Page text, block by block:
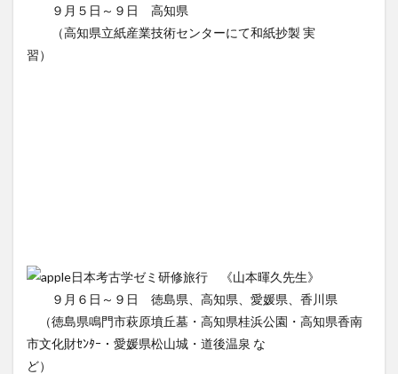
９月５日～９日 高知県
（高知県立紙産業技術センターにて和紙抄製 実
習）
日本考古学ゼミ研修旅行 《山本暉久先生》
９月６日～９日 徳島県、高知県、愛媛県、香川県
（徳島県鳴門市萩原墳丘墓・高知県桂浜公園・高知県香南
市文化財ｾﾝﾀｰ・愛媛県松山城・道後温泉 な
ど）